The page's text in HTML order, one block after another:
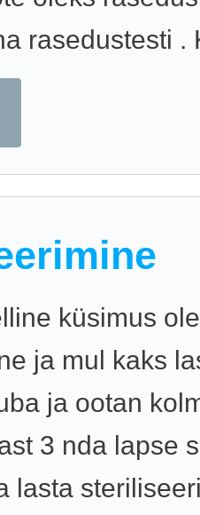
rasedustesti .
küsimus
ja mul kaks
ja ootan
3 nda lapse
lasta